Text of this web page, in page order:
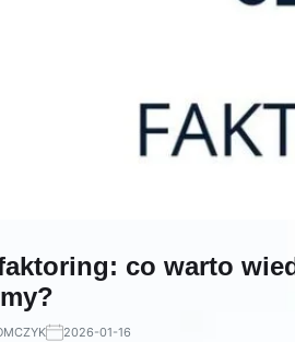
co warto
2026-01-16